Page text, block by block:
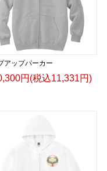
アップパーカー
円(税込11,331円)